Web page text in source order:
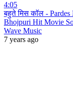
4:05
बहुते मिस कॉल -
Bhojpuri Hit Movie
Wave Music
7 years ago